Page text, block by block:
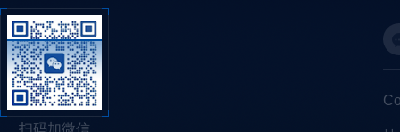
扫码加微信